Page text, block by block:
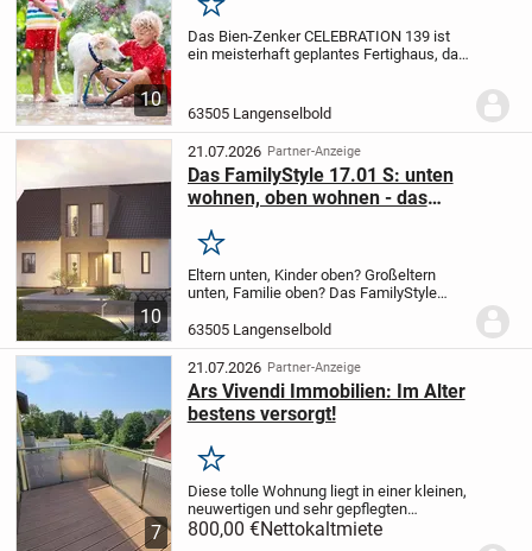
10
Merken
Das Bien-Zenker CELEBRATION 139 ist
ein meisterhaft geplantes Fertighaus, das
Grundfläche von etwa 7,40 mal 11,30
Metern und...
63505 Langenselbold
10
21.07.2026 Partner-Anzeige
Das FamilyStyle 17.01 S: unten
wohnen, oben wohnen - das
Merken
Eltern unten, Kinder oben? Großeltern
unten, Familie oben? Das FamilyStyle
Im Erdgeschoss wohnt eine komplette
Einheit mit Wohnzimmer von gut 27
Quadratmetern...
63505 Langenselbold
7
21.07.2026 Partner-Anzeige
Ars Vivendi Immobilien: Im Alter
bestens versorgt!
Merken
Diese tolle Wohnung liegt in einer kleinen,
neuwertigen und sehr gepflegten
Wohneinheit die nur 2 Gehminuten von
800,00 €Nettokaltmiete